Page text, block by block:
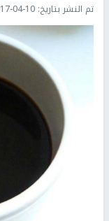
تم النشر بتاريخ: 04-10 10:01